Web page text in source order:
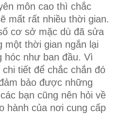
môn cao thì chắc
mất rất nhiều thời gian.
cơ sở mặc dù đã sửa
một thời gian ngắn lại
hóc như ban đầu. Vì
tiết để chắc chắn đó
bảo được những
bạn cũng nên hỏi về
hành của nơi cung cấp